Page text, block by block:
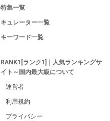
特集一覧
キュレーター一覧
キーワード一覧
RANK1[ランク1]｜人気ランキングサ
イト～国内最大級について
運営者
利用規約
プライバシー